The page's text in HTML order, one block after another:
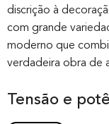
discrição à
com grande
moderno que
verdadeira obra de
Tensão e